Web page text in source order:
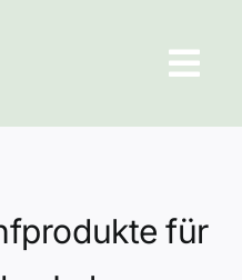
für